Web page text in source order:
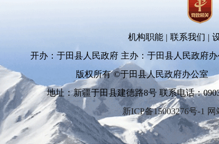
机构职能 | 联系我们 |
开办：于田县人民政府 主办：于田县人民政府
版权所有 ©于田县人民政府办公室
地址：新疆于田县建德路8号 联系电话：
新ICP备15003276号-1